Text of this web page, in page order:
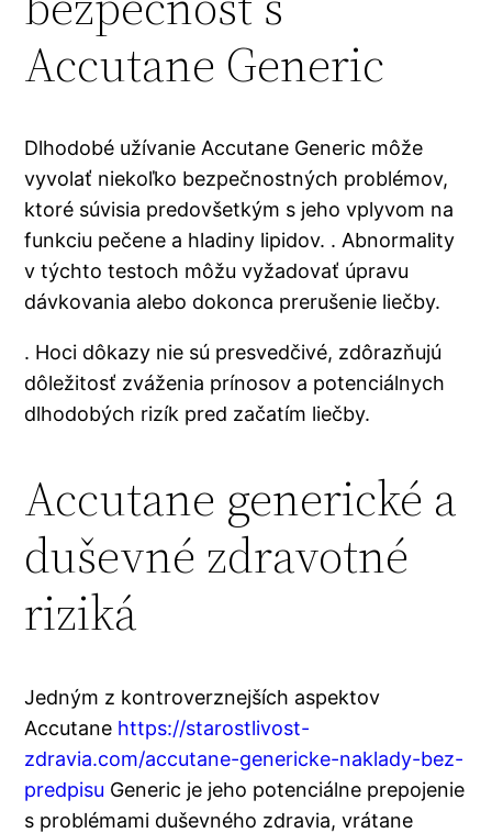
Accutane Generic
Dlhodobé užívanie Accutane Generic môže
vyvolať niekoľko bezpečnostných problémov,
ktoré súvisia predovšetkým s jeho vplyvom na
funkciu pečene a hladiny lipidov. . Abnormality
v týchto testoch môžu vyžadovať úpravu
dávkovania alebo dokonca prerušenie liečby.
. Hoci dôkazy nie sú presvedčivé, zdôrazňujú
dôležitosť zváženia prínosov a potenciálnych
dlhodobých rizík pred začatím liečby.
Accutane generické a
duševné zdravotné
riziká
Jedným z kontroverznejších aspektov
Accutane https://starostlivost-
zdravia.com/accutane-genericke-naklady-bez-
predpisu Generic je jeho potenciálne prepojenie
s problémami duševného zdravia, vrátane